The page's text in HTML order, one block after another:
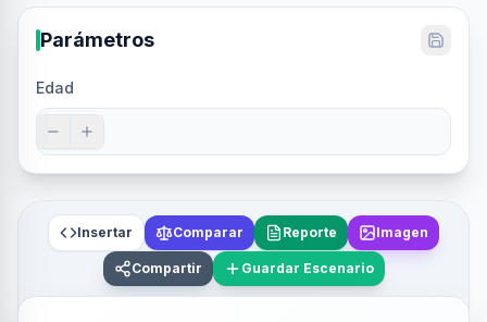
Parámetros
Edad
Insertar Comparar Reporte Imagen
Compartir Guardar Escenario